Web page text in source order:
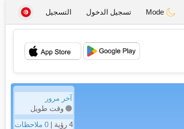
تسجيل الدخول التسجيل
💖
آخر مرور
وقت طويل
4 رؤية |
0 ملاحظات